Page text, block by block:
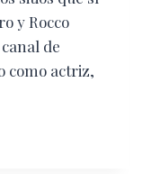
y Rocco
de
como actriz,